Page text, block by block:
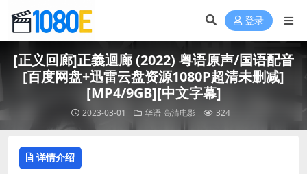
登录
[正义回廊]正義迴廊 (2022) 粤语原声/国语配音
[百度网盘+迅雷云盘资源1080P超清未删减]
[MP4/9GB][中文字幕]
2023-03-01 华语高清电影 324
详情介绍